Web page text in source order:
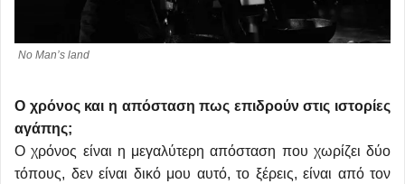
No Man’s land
Ο χρόνος και η απόσταση πως επιδρούν στις ιστορίες
αγάπης;
Ο χρόνος είναι η μεγαλύτερη απόσταση που χωρίζει δύο
τόπους, δεν είναι δικό μου αυτό, το ξέρεις, είναι από τον